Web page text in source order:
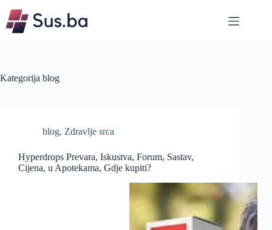
content
Kategorija blog
blog, Zdravlje srca
Hyperdrops Prevara, Iskustva, Forum, Sastav,
Cijena, u Apotekama, Gdje kupiti?